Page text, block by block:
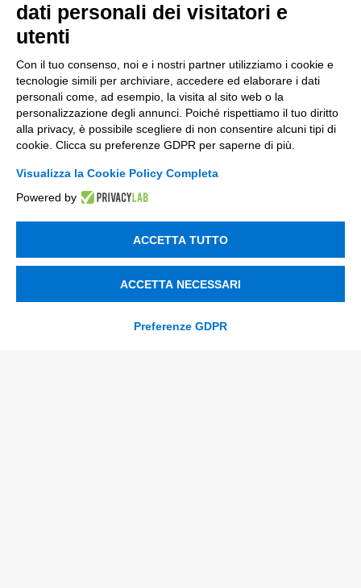
Finanza
Nuovi Mercati
Innovazione di prodotto e processo
Digital Marketing
Data & BI
Compliance Normativa Integrata
Soluzioni Digitali
Smart Factory
dati personali dei visitatori e
utenti
Con il tuo consenso, noi e i nostri partner utilizziamo i cookie e
tecnologie simili per archiviare, accedere ed elaborare i dati
personali come, ad esempio, la visita al sito web o la
personalizzazione degli annunci. Poiché rispettiamo il tuo diritto
alla privacy, è possibile scegliere di non consentire alcuni tipi di
cookie. Clicca su preferenze GDPR per saperne di più.
Visualizza la Cookie Policy Completa
Powered by
ACCETTA TUTTO
ACCETTA NECESSARI
Preferenze GDPR